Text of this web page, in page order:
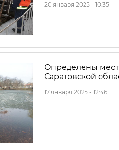
20 января 2025 - 10:35
Определены
Саратовской
17 января 2025 - 12:46